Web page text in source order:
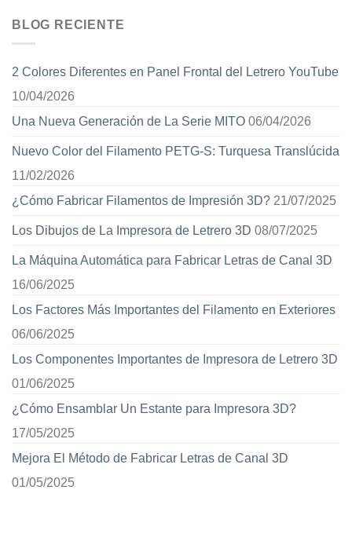
BLOG RECIENTE
2 Colores Diferentes en Panel Frontal del Letrero YouTube
10/04/2026
Una Nueva Generación de La Serie MITO 06/04/2026
Nuevo Color del Filamento PETG-S: Turquesa Translúcida
11/02/2026
¿Cómo Fabricar Filamentos de Impresión 3D? 21/07/2025
Los Dibujos de La Impresora de Letrero 3D 08/07/2025
La Máquina Automática para Fabricar Letras de Canal 3D
16/06/2025
Los Factores Más Importantes del Filamento en Exteriores
06/06/2025
Los Componentes Importantes de Impresora de Letrero 3D
01/06/2025
¿Cómo Ensamblar Un Estante para Impresora 3D?
17/05/2025
Mejora El Método de Fabricar Letras de Canal 3D
01/05/2025